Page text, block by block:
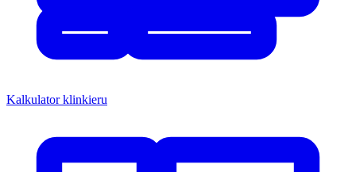
Kalkulator klinkieru